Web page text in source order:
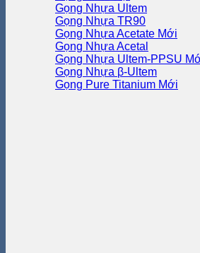
Gọng Nhựa Ultem
Gọng Nhựa TR90
Gọng Nhựa Acetate
Gọng Nhựa Acetal
Gọng Nhựa Ultem-PPSU
Gọng Nhựa β-Ultem
Gọng Pure Titanium